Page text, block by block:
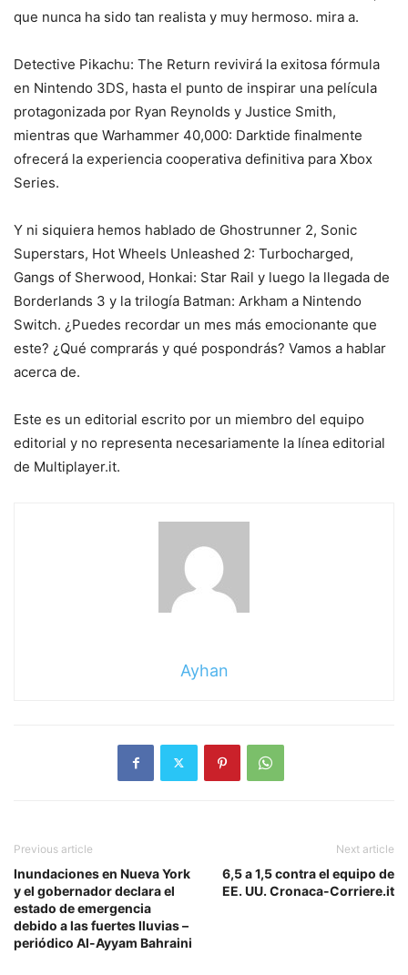
que nunca ha sido tan realista y muy hermoso. mira a.
Detective Pikachu: The Return revivirá la exitosa fórmula
en Nintendo 3DS, hasta el punto de inspirar una película
protagonizada por Ryan Reynolds y Justice Smith,
mientras que Warhammer 40,000: Darktide finalmente
ofrecerá la experiencia cooperativa definitiva para Xbox
Series.
Y ni siquiera hemos hablado de Ghostrunner 2, Sonic
Superstars, Hot Wheels Unleashed 2: Turbocharged,
Gangs of Sherwood, Honkai: Star Rail y luego la llegada de
Borderlands 3 y la trilogía Batman: Arkham a Nintendo
Switch. ¿Puedes recordar un mes más emocionante que
este? ¿Qué comprarás y qué pospondrás? Vamos a hablar
acerca de.
Este es un editorial escrito por un miembro del equipo
editorial y no representa necesariamente la línea editorial
de Multiplayer.it.
Ayhan
Previous article
Inundaciones en Nueva York
y el gobernador declara el
estado de emergencia
debido a las fuertes lluvias –
periódico Al-Ayyam Bahraini
Next article
6,5 a 1,5 contra el equipo de
EE. UU. Cronaca-Corriere.it